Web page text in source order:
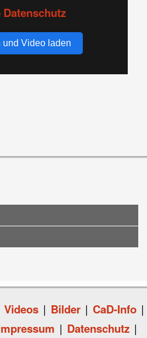
Datenschutz
und Video laden
Videos | Bilder | CaD-Info |
| Datenschutz |